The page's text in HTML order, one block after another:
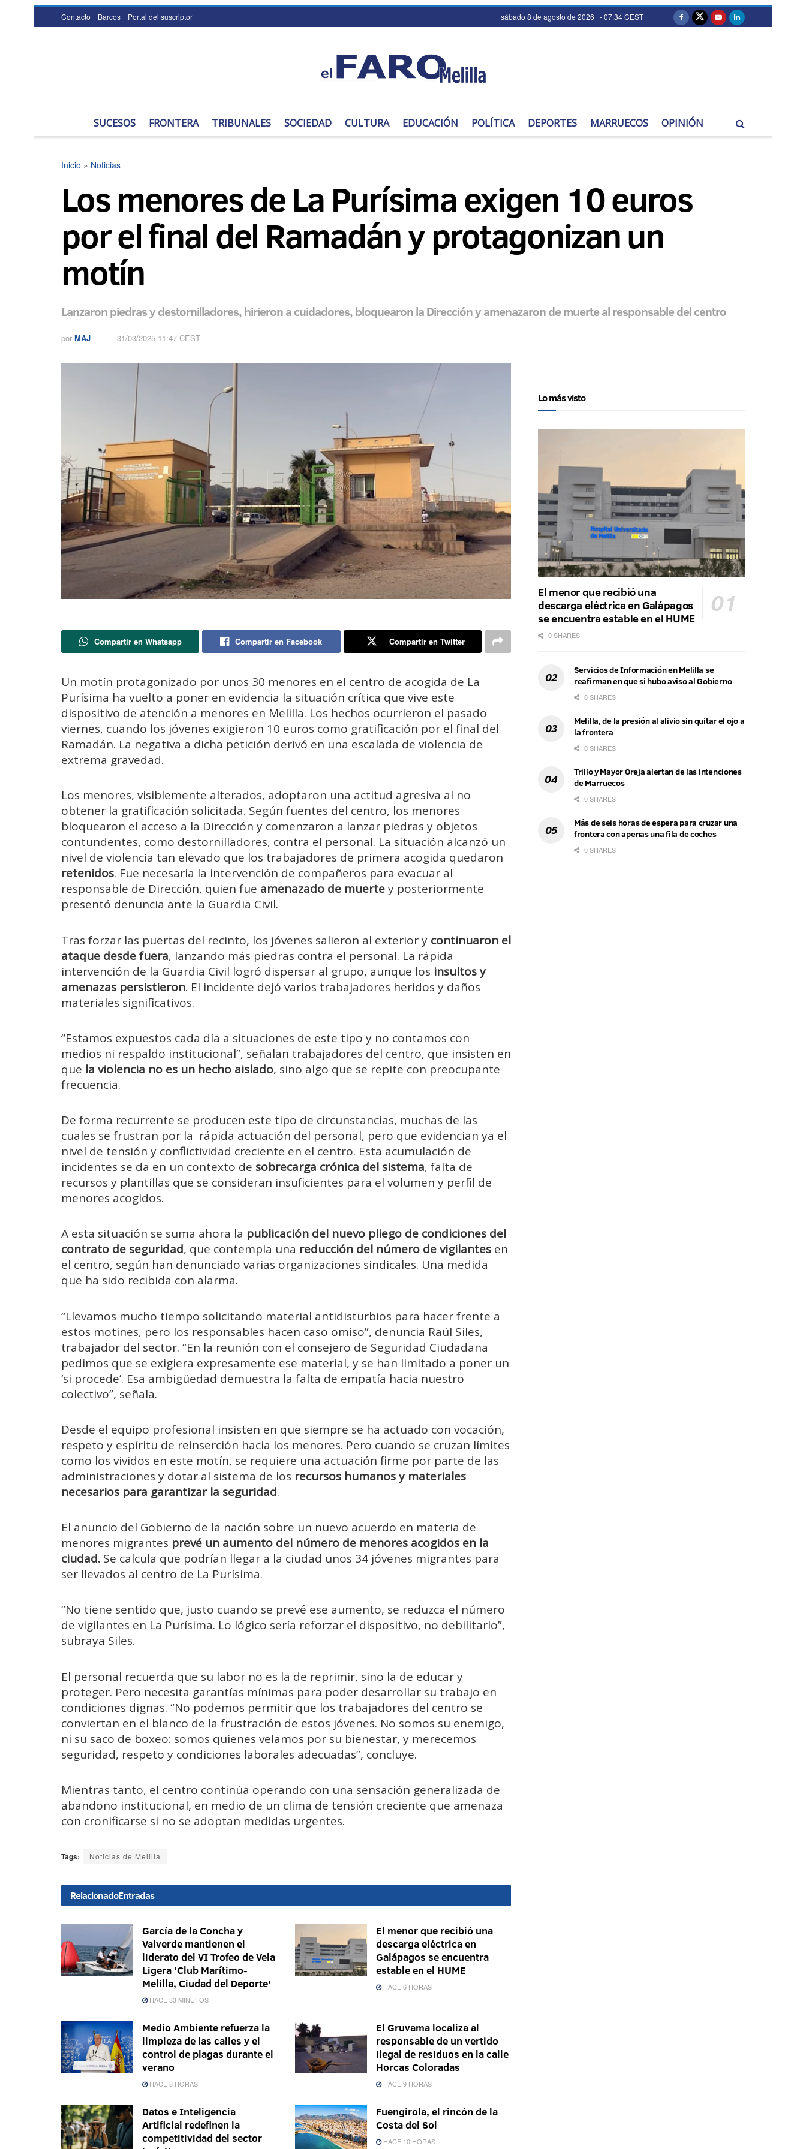
Contacto Barcos Portal del suscriptor sábado 8 de agosto de 2026 - 07:34 CEST
SUCESOS FRONTERA TRIBUNALES SOCIEDAD CULTURA EDUCACIÓN POLÍTICA DEPORTES MARRUECOS OPINIÓN
Inicio » Noticias
Los menores de La Purísima exigen 10 euros
por el final del Ramadán y protagonizan un
motín
Lanzaron piedras y destornilladores, hirieron a cuidadores, bloquearon la Dirección y amenazaron de muerte al responsable del centro
por MAJ 31/03/2025 11:47 CEST
Compartir en Whatsapp Compartir en Facebook Compartir en Twitter
Un motín protagonizado por unos 30 menores en el centro de acogida de La
Purísima ha vuelto a poner en evidencia la situación crítica que vive este
dispositivo de atención a menores en Melilla. Los hechos ocurrieron el pasado
viernes, cuando los jóvenes exigieron 10 euros como gratificación por el final del
Ramadán. La negativa a dicha petición derivó en una escalada de violencia de
extrema gravedad.
Los menores, visiblemente alterados, adoptaron una actitud agresiva al no
obtener la gratificación solicitada. Según fuentes del centro, los menores
bloquearon el acceso a la Dirección y comenzaron a lanzar piedras y objetos
contundentes, como destornilladores, contra el personal. La situación alcanzó un
nivel de violencia tan elevado que los trabajadores de primera acogida quedaron
retenidos. Fue necesaria la intervención de compañeros para evacuar al
responsable de Dirección, quien fue amenazado de muertey posteriormente
presentó denuncia ante la Guardia Civil.
Tras forzar las puertas del recinto, los jóvenes salieron al exterior y continuaron el
ataque desde fuera, lanzando más piedras contra el personal. La rápida
intervención de la Guardia Civil logró dispersar al grupo, aunque los insultos y
amenazas persistieron. El incidente dejó varios trabajadores heridos y daños
materiales significativos.
“Estamos expuestos cada día a situaciones de este tipo y no contamos con
medios ni respaldo institucional”, señalan trabajadores del centro, que insisten en
que la violencia no es un hecho aislado, sino algo que se repite con preocupante
frecuencia.
De forma recurrente se producen este tipo de circunstancias, muchas de las
cuales se frustran por la rápida actuación del personal, pero que evidencian ya el
nivel de tensión y conflictividad creciente en el centro. Esta acumulación de
incidentes se da en un contexto de sobrecarga crónica del sistema, falta de
recursos y plantillas que se consideran insuficientes para el volumen y perfil de
menores acogidos.
A esta situación se suma ahora la publicación del nuevo pliego de condiciones del
contrato de seguridad, que contempla una reducción del número de vigilantes en
el centro, según han denunciado varias organizaciones sindicales. Una medida
que ha sido recibida con alarma.
“Llevamos mucho tiempo solicitando material antidisturbios para hacer frente a
estos motines, pero los responsables hacen caso omiso”, denuncia Raúl Siles,
trabajador del sector. “En la reunión con el consejero de Seguridad Ciudadana
pedimos que se exigiera expresamente ese material, y se han limitado a poner un
‘si procede’. Esa ambigüedad demuestra la falta de empatía hacia nuestro
colectivo”, señala.
Desde el equipo profesional insisten en que siempre se ha actuado con vocación,
respeto y espíritu de reinserción hacia los menores. Pero cuando se cruzan límites
como los vividos en este motín, se requiere una actuación firme por parte de las
administraciones y dotar al sistema de los recursos humanos y materiales
necesarios para garantizar la seguridad.
El anuncio del Gobierno de la nación sobre un nuevo acuerdo en materia de
menores migrantes prevé un aumento del número de menores acogidos en la
ciudad. Se calcula que podrían llegar a la ciudad unos 34 jóvenes migrantes para
ser llevados al centro de La Purísima.
“No tiene sentido que, justo cuando se prevé ese aumento, se reduzca el número
de vigilantes en La Purísima. Lo lógico sería reforzar el dispositivo, no debilitarlo”,
subraya Siles.
El personal recuerda que su labor no es la de reprimir, sino la de educar y
proteger. Pero necesita garantías mínimas para poder desarrollar su trabajo en
condiciones dignas. “No podemos permitir que los trabajadores del centro se
conviertan en el blanco de la frustración de estos jóvenes. No somos su enemigo,
ni su saco de boxeo: somos quienes velamos por su bienestar, y merecemos
seguridad, respeto y condiciones laborales adecuadas”, concluye.
Mientras tanto, el centro continúa operando con una sensación generalizada de
abandono institucional, en medio de un clima de tensión creciente que amenaza
con cronificarse si no se adoptan medidas urgentes.
Tags: Noticias de Melilla
RelacionadoEntradas
García de la Concha y
Valverde mantienen el
liderato del VI Trofeo de Vela
Ligera ‘Club Marítimo-
Melilla, Ciudad del Deporte’
HACE 33 MINUTOS
El menor que recibió una
descarga eléctrica en
Galápagos se encuentra
estable en el HUME
HACE 6 HORAS
Medio Ambiente refuerza la
limpieza de las calles y el
control de plagas durante el
verano
HACE 8 HORAS
El Gruvama localiza al
responsable de un vertido
ilegal de residuos en la calle
Horcas Coloradas
HACE 9 HORAS
Datos e Inteligencia
Artificial redefinen la
competitividad del sector
Fuengirola, el rincón de la
Costa del Sol
HACE 10 HORAS
Lo más visto
El menor que recibió una
descarga eléctrica en Galápagos
se encuentra estable en el HUME
0 SHARES
Servicios de Información en Melilla se
reafirman en que sí hubo aviso al Gobierno
0 SHARES
Melilla, de la presión al alivio sin quitar el ojo a
la frontera
0 SHARES
Trillo y Mayor Oreja alertan de las intenciones
de Marruecos
0 SHARES
Más de seis horas de espera para cruzar una
frontera con apenas una fila de coches
0 SHARES